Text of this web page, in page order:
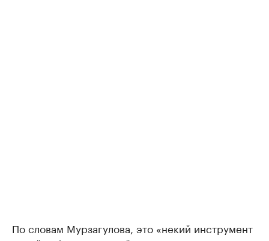
По словам Мурзагулова, это «некий инструмент